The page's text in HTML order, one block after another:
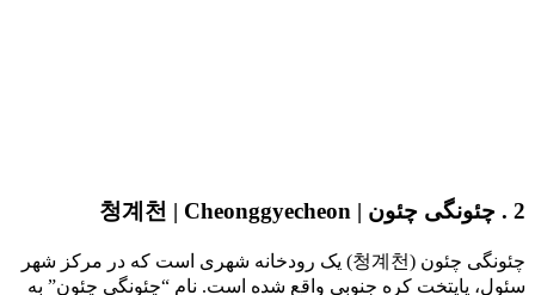
2 . چئونگی چئون | 청계천 | Cheonggyecheon
چئونگی چئون (청계천) یک رودخانه شهری است که در مرکز شهر
سئول، پایتخت کره جنوبی واقع شده است. نام “چئونگی چئون” به